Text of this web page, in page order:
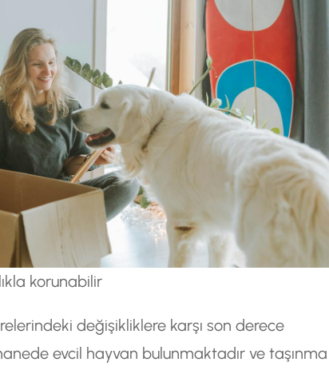
korunabilir
değişikliklere karşı son derece
evcil hayvan bulunmaktadır ve taşınma